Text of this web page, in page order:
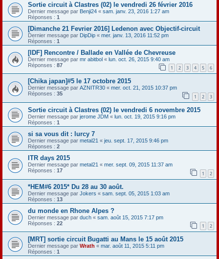
Sortie circuit à Clastres (02) le vendredi 26 février 2016
Dernier message par Benji24 « sam. janv. 23, 2016 1:27 am
Réponses : 1
[Dimanche 21 Fevrier 2016] Ledenon avec Objectif-circuit
Dernier message par DipDip « mer. janv. 13, 2016 11:52 pm
Réponses : 1
[IDF] Rencontre / Ballade en Vallée de Chevreuse
Dernier message par mr abitbol « lun. oct. 26, 2015 9:40 am
Réponses : 87 1 2 3 4 5 6
[Chika japan]#5 le 17 octobre 2015
Dernier message par AZNITR30 « mer. oct. 21, 2015 10:37 pm
Réponses : 35 1 2 3
Sortie circuit à Clastres (02) le vendredi 6 novembre 2015
Dernier message par jerome JDM « lun. oct. 19, 2015 9:16 pm
Réponses : 1
si sa vous dit : lurcy 7
Dernier message par metal21 « jeu. sept. 17, 2015 9:46 pm
Réponses : 2
ITR days 2015
Dernier message par metal21 « mer. sept. 09, 2015 11:37 am
Réponses : 17 1 2
*HEM#6 2015* Du 28 au 30 août.
Dernier message par Jokers « sam. sept. 05, 2015 1:03 am
Réponses : 13
du monde en Rhone Alpes ?
Dernier message par duch « sam. août 15, 2015 7:17 pm
Réponses : 22 1 2
[MRT] sortie circuit Bugatti au Mans le 15 août 2015
Dernier message par Wrath « mar. août 11, 2015 5:11 pm
Réponses : 1